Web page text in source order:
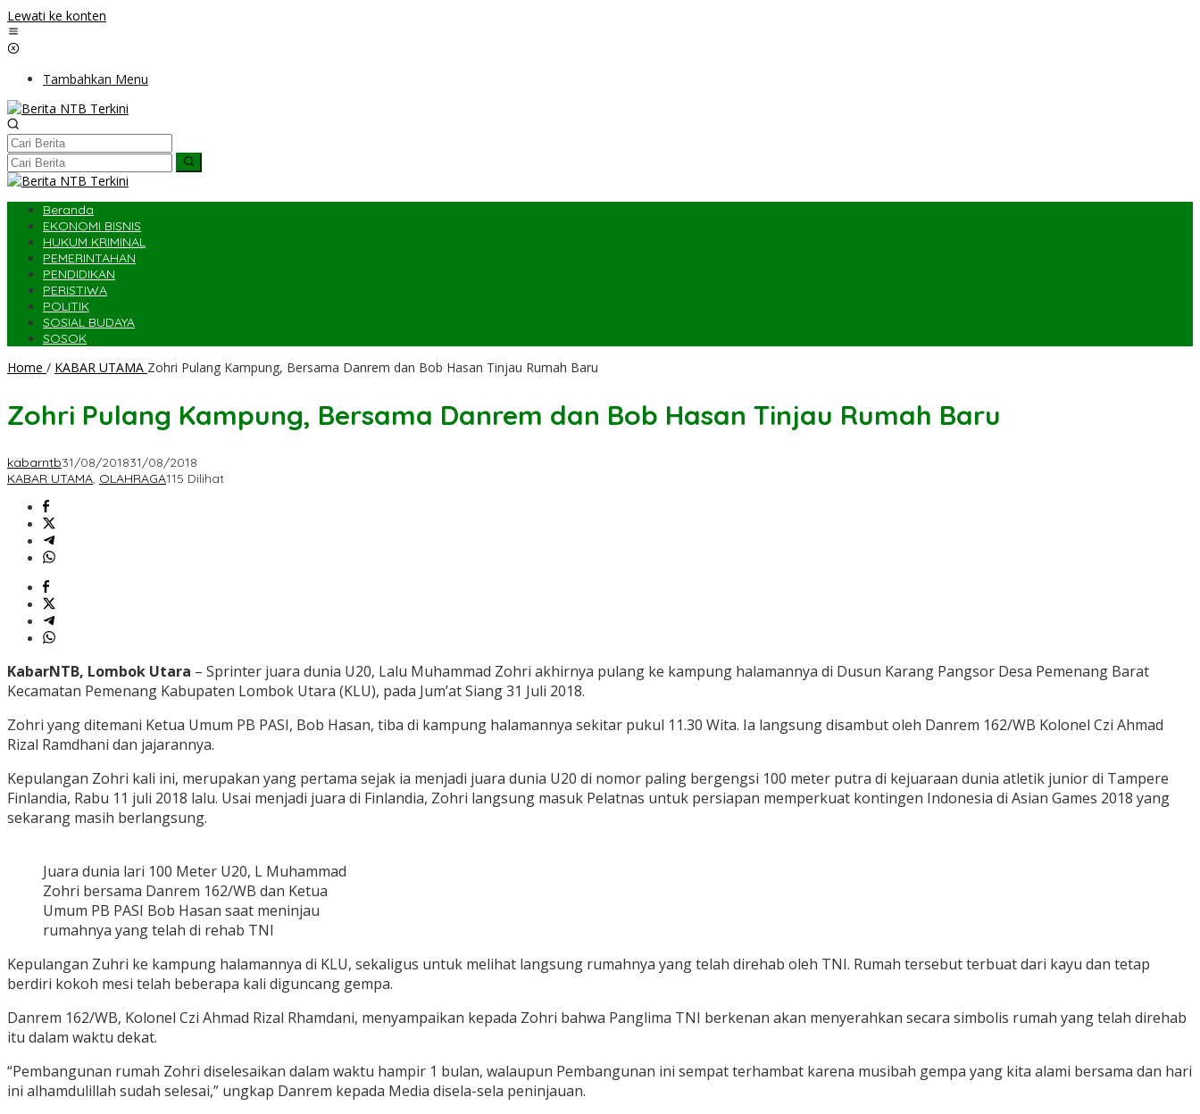
Lewati ke konten
Tambahkan Menu
Beranda
EKONOMI BISNIS
HUKUM KRIMINAL
PEMERINTAHAN
PENDIDIKAN
PERISTIWA
POLITIK
SOSIAL BUDAYA
SOSOK
Home / KABAR UTAMA Zohri Pulang Kampung, Bersama Danrem dan Bob Hasan Tinjau Rumah Baru
Zohri Pulang Kampung, Bersama Danrem dan Bob Hasan Tinjau Rumah Baru
kabarntb31/08/201831/08/2018
KABAR UTAMA, OLAHRAGA115 Dilihat
KabarNTB, Lombok Utara – Sprinter juara dunia U20, Lalu Muhammad Zohri akhirnya pulang ke kampung halamannya di Dusun Karang Pangsor Desa Pemenang Barat
Kecamatan Pemenang Kabupaten Lombok Utara (KLU), pada Jum’at Siang 31 Juli 2018.
Zohri yang ditemani Ketua Umum PB PASI, Bob Hasan, tiba di kampung halamannya sekitar pukul 11.30 Wita. Ia langsung disambut oleh Danrem 162/WB Kolonel Czi Ahmad
Rizal Ramdhani dan jajarannya.
Kepulangan Zohri kali ini, merupakan yang pertama sejak ia menjadi juara dunia U20 di nomor paling bergengsi 100 meter putra di kejuaraan dunia atletik junior di Tampere
Finlandia, Rabu 11 juli 2018 lalu. Usai menjadi juara di Finlandia, Zohri langsung masuk Pelatnas untuk persiapan memperkuat kontingen Indonesia di Asian Games 2018 yang
sekarang masih berlangsung.
Juara dunia lari 100 Meter U20, L Muhammad
Zohri bersama Danrem 162/WB dan Ketua
Umum PB PASI Bob Hasan saat meninjau
rumahnya yang telah di rehab TNI
Kepulangan Zuhri ke kampung halamannya di KLU, sekaligus untuk melihat langsung rumahnya yang telah direhab oleh TNI. Rumah tersebut terbuat dari kayu dan tetap
berdiri kokoh mesi telah beberapa kali diguncang gempa.
Danrem 162/WB, Kolonel Czi Ahmad Rizal Rhamdani, menyampaikan kepada Zohri bahwa Panglima TNI berkenan akan menyerahkan secara simbolis rumah yang telah direhab
itu dalam waktu dekat.
“Pembangunan rumah Zohri diselesaikan dalam waktu hampir 1 bulan, walaupun Pembangunan ini sempat terhambat karena musibah gempa yang kita alami bersama dan hari
ini alhamdulillah sudah selesai,” ungkap Danrem kepada Media disela-sela peninjauan.